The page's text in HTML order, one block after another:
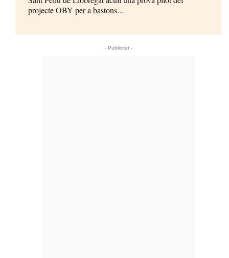
projecte OBY per a bastons...
- Publicitat -